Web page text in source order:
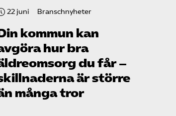
22 juni Branschnyheter
kommun kan
hur bra
du får –
är större
många tror